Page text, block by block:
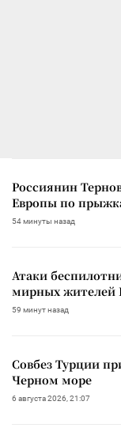
Россиянин
Европы по
54 минуты назад
Атаки
мирных жителей
59 минут назад
Совбез Турции
Черном море
6 августа 2026, 21:07